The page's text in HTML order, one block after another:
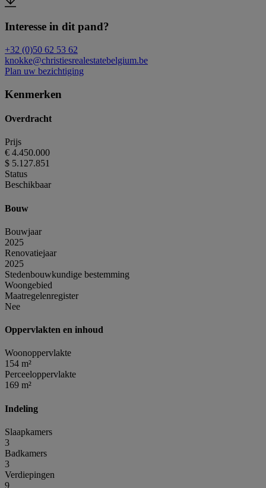
Interesse in dit pand?
+32 (0)50 62 53 62
knokke@christiesrealestatebelgium.be
Plan uw bezichtiging
Kenmerken
Overdracht
Prijs
€ 4.450.000
$ 5.127.851
Status
Beschikbaar
Bouw
Bouwjaar
2025
Renovatiejaar
2025
Stedenbouwkundige bestemming
Woongebied
Maatregelenregister
Nee
Oppervlakten en inhoud
Woonoppervlakte
154 m²
Perceeloppervlakte
169 m²
Indeling
Slaapkamers
3
Badkamers
3
Verdiepingen
9